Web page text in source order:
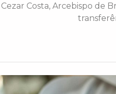
Costa, Arcebispo de